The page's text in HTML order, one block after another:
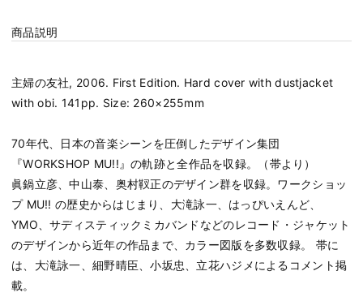
商品説明
主婦の友社, 2006. First Edition. Hard cover with dustjacket
with obi. 141pp. Size: 260×255mm
70年代、日本の音楽シーンを圧倒したデザイン集団
『WORKSHOP MU!!』の軌跡と全作品を収録。（帯より）
眞鍋立彦、中山泰、奥村靫正のデザイン群を収録。ワークショッ
プ MU!! の歴史からはじまり、大滝詠一、はっぴいえんど、
YMO、サディスティックミカバンドなどのレコード・ジャケット
のデザインから近年の作品まで、カラー図版を多数収録。 帯に
は、大滝詠一、細野晴臣、小坂忠、立花ハジメによるコメント掲
載。